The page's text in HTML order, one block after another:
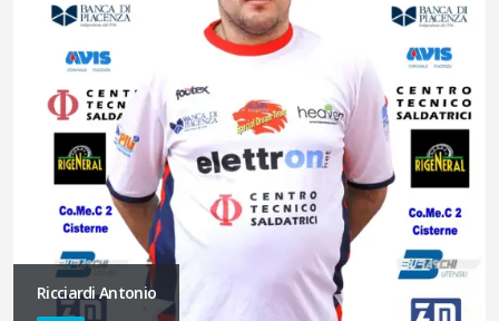
Ricciardi Antonio